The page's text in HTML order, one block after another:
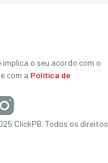
o seu acordo com o
com a Política de
ClickPB. Todos os direitos